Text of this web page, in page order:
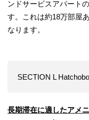
ンドサービスアパート
す。これは約18万部屋
なります。
SECTION L
長期滞在に適したアメ